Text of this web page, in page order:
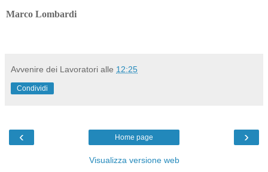
Marco Lombardi
Avvenire dei Lavoratori alle 12:25
Condividi
‹ ›
Home page
Visualizza versione web